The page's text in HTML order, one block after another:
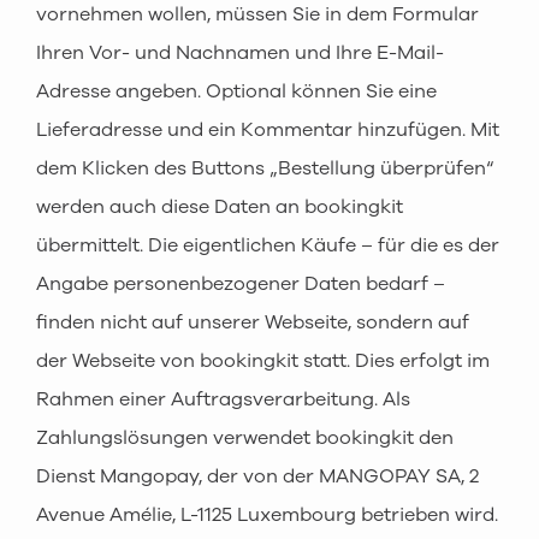
vornehmen wollen, müssen Sie in dem Formular
Ihren Vor- und Nachnamen und Ihre E-Mail-
Adresse angeben. Optional können Sie eine
Lieferadresse und ein Kommentar hinzufügen. Mit
dem Klicken des Buttons „Bestellung überprüfen“
werden auch diese Daten an bookingkit
übermittelt. Die eigentlichen Käufe – für die es der
Angabe personenbezogener Daten bedarf –
finden nicht auf unserer Webseite, sondern auf
der Webseite von bookingkit statt. Dies erfolgt im
Rahmen einer Auftragsverarbeitung. Als
Zahlungslösungen verwendet bookingkit den
Dienst Mangopay, der von der MANGOPAY SA, 2
Avenue Amélie, L-1125 Luxembourg betrieben wird.